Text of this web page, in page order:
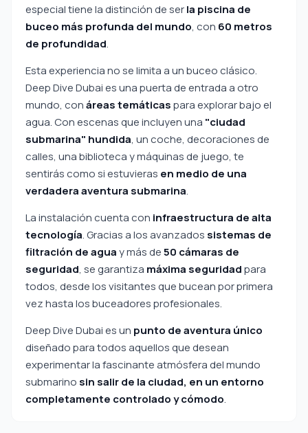
especial tiene la distinción de serla piscina de
buceo más profunda del mundo, con 60 metros
de profundidad.
Esta experiencia no se limita a un buceo clásico.
Deep Dive Dubai es una puerta de entrada a otro
mundo, conáreas temáticaspara explorar bajo el
agua. Con escenas que incluyen una "ciudad
submarina" hundida, un coche, decoraciones de
calles, una biblioteca y máquinas de juego, te
sentirás como si estuvieras en medio de una
verdadera aventura submarina.
La instalación cuenta con infraestructura de alta
tecnología. Gracias a los avanzados sistemas de
filtración de aguay más de50 cámaras de
seguridad, se garantiza máxima seguridadpara
todos, desde los visitantes que bucean por primera
vez hasta los buceadores profesionales.
Deep Dive Dubai es un punto de aventura único
diseñado para todos aquellos que desean
experimentar la fascinante atmósfera del mundo
submarino sin salir de la ciudad, en un entorno
completamente controlado y cómodo.